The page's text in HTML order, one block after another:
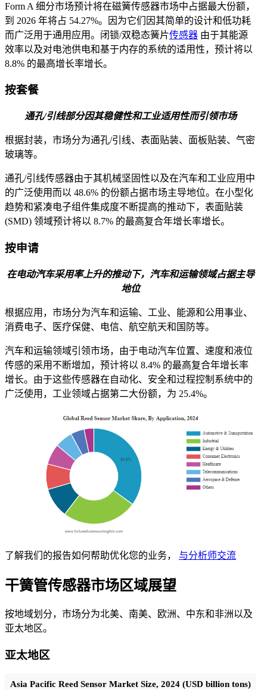
Form A 细分市场预计将在磁簧传感器市场中占据最大份额，
到 2026 年将占 54.27%。因为它们因其简单的设计和低功耗
而广泛用于通用应用。闭锁/双稳态簧片传感器 由于其能源
效率以及对电池供电和基于内存的系统的适用性，预计将以
8.8% 的最高增长率增长。
按套餐
通孔/引线部分因其稳健性和工业适用性而引领市场
根据封装，市场分为通孔/引线、表面贴装、面板贴装、气密
玻璃等。
通孔/引线传感器由于其机械坚固性以及在汽车和工业应用中
的广泛使用而以 48.6% 的份额占据市场主导地位。在小型化
趋势和紧凑电子组件集成度不断提高的推动下，表面贴装
(SMD) 领域预计将以 8.7% 的最高复合年增长率增长。
按申请
在电动汽车采用率上升的推动下，汽车和运输领域占据主导
地位
根据应用，市场分为汽车和运输、工业、能源和公用事业、
消费电子、医疗保健、电信、航空航天和国防等。
汽车和运输领域引领市场，由于电动汽车位置、速度和液位
传感的采用不断增加，预计将以 8.4% 的最高复合年增长率
增长。由于这些传感器在自动化、安全和过程控制系统中的
广泛使用，工业领域占据第二大份额，为 25.4%。
了解我们的报告如何帮助优化您的业务， 与分析师交流
干簧管传感器市场区域展望
按地域划分，市场分为北美、南美、欧洲、中东和非洲以及
亚太地区。
亚太地区
Asia Pacific Reed Sensor Market Size, 2024 (USD billion tons)